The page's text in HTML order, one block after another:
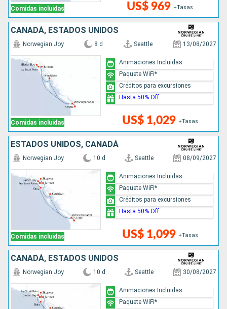
Comidas incluidas US$ 969 +Tasas
CANADÁ, ESTADOS UNIDOS
Comidas incluidas
Norwegian Joy 8 d Seattle 13/08/2027
US$ 1,029 +Tasas
Animaciones Incluidas
Paquete WiFi*
Créditos para excursiones
Hasta 50% Off
ESTADOS UNIDOS, CANADÁ
Comidas incluidas
Norwegian Joy 10 d Seattle 08/09/2027
US$ 1,099 +Tasas
Animaciones Incluidas
Paquete WiFi*
Créditos para excursiones
Hasta 50% Off
CANADÁ, ESTADOS UNIDOS
Norwegian Joy 10 d Seattle 30/08/2027
Animaciones Incluidas
Paquete WiFi*